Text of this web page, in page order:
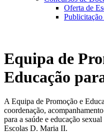
Oferta de
Equipa de
Educação
A Equipa de Promoção e
coordenação,
para a saúde e educação
Escolas D. Maria II.